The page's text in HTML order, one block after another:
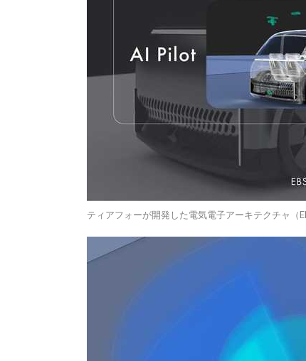
ティアフォーが開発した電気電子アーキテクチャ（